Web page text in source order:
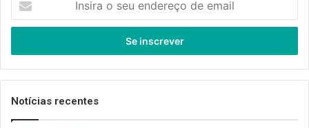
seu
de
email
Notícias recentes